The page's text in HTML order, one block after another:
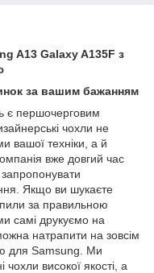
A13 Galaxy A135F з
за вашим бажанням
є першочерговим
чохли не
вашої техніки, а й
вже довгий час
запропонувати
Якщо ви шукаєте
за правильною
самі друкуємо на
натрапити на зовсім
для Samsung. Ми
високої якості, а